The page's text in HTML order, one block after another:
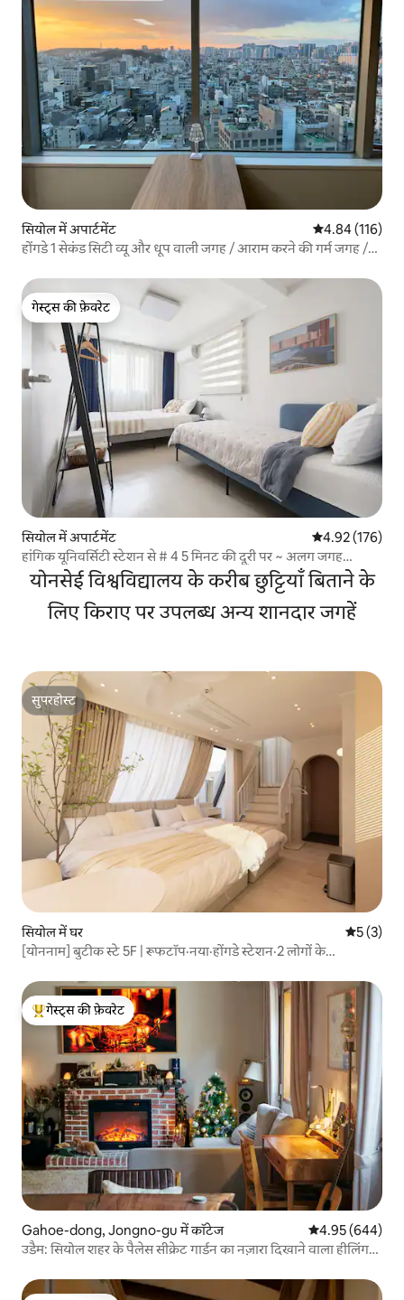
सियोल में अपार्टमेंट औसत रेटिंग 5 में से
4.84 (116)
होंगडे 1 सेकंड सिटी व्यू और धूप वाली जगह / आराम करने की गर्म जगह /
गेस्ट्स की फ़ेवरेट
गेस्ट्स की फ़ेवरेट
सियोल में अपार्टमेंट औसत रेटिंग 5 में से
4.92 (176)
हांगिक यूनिवर्सिटी स्टेशन से # 4 5 मिनट की दूरी पर ~ अलग जगह
आधुनिक घर ~ सामान रखने की जगह उपलब्ध है! क्वीन बेड, सिंगल बेड
योनसेई विश्वविद्यालय के करीब छुट्टियाँ बिताने के
लिए किराए पर उपलब्ध अन्य शानदार जगहें
सुपरहोस्ट
सुपरहोस्ट
सियोल में घर औसत रेटिंग
5 (3)
[योननाम] बुटीक स्टे 5F | रूफटॉप·नया·होंगडे स्टेशन·2 लोगों के
गेस्ट्स का टॉप फ़ेवरेट
गेस्ट्स की फ़ेवरेट
Gahoe-dong, Jongno-gu में कॉटेज औसत रेटिंग 5 में से
4.95 (644)
उडैम: सियोल शहर के पैलेस सीक्रेट गार्डन का नज़ारा दिखाने वाला हीलिंग